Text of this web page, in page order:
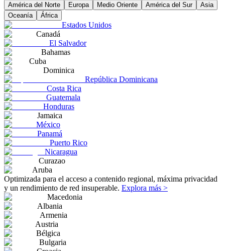
América del Norte Europa Medio Oriente América del Sur
Asia
Oceanía
África
Estados Unidos
Canadá
El Salvador
Bahamas
Cuba
Dominica
República Dominicana
Costa Rica
Guatemala
Honduras
Jamaica
México
Panamá
Puerto Rico
Nicaragua
Curazao
Aruba
Optimizada para el acceso a contenido regional, máxima privacidad
y un rendimiento de red insuperable. Explora más >
Macedonia
Albania
Armenia
Austria
Bélgica
Bulgaria